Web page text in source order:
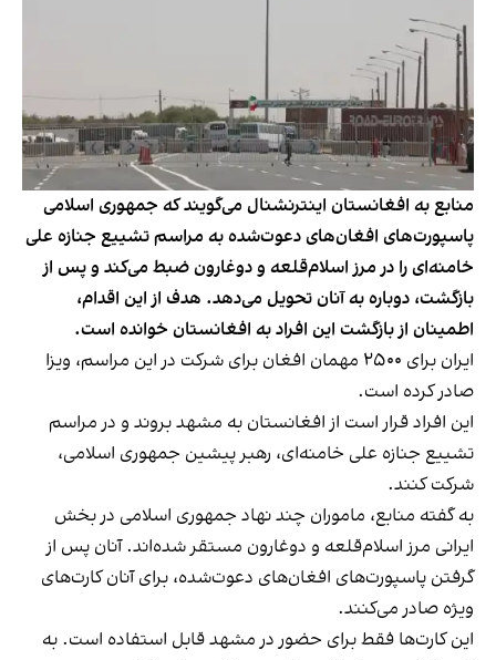
منابع به افغانستان اینترنشنال می‌گویند که جمهوری اسلامی
پاسپورت‌‌های افغان‌های دعوت‌شده به مراسم تشییع جنازه علی
خامنه‌ای را در مرز اسلام‌قلعه و دوغارون ضبط می‌کند و پس از
بازگشت، دوباره به آنان تحویل می‌دهد. هدف از این اقدام،
اطمینان از بازگشت این افراد به افغانستان خوانده است.
ایران برای ۲۵۰۰ مهمان افغان برای شرکت در این مراسم، ویزا
صادر کرده است.
این افراد قرار است از افغانستان به مشهد بروند و در مراسم
تشییع جنازه علی خامنه‌ای، رهبر پیشین جمهوری اسلامی،
شرکت کنند.
به گفته منابع، ماموران چند نهاد جمهوری اسلامی در بخش
ایرانی مرز اسلام‌قلعه و دوغارون مستقر شده‌اند. آنان پس از
گرفتن پاسپورت‌های افغان‌های دعوت‌شده، برای آنان کارت‌های
ویژه صادر می‌کنند.
این کارت‌ها فقط برای حضور در مشهد قابل استفاده است. به